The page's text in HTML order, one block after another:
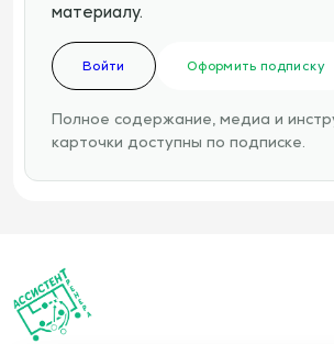
материалу.
Войти Оформить подписку
Полное содержание, медиа и
карточки доступны по подписке.